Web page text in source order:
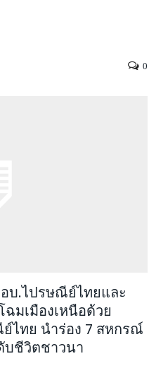
0
บ.ไปรษณีย์ไทยและ
มเมืองเหนือด้วย
ไทย นำร่อง 7 สหกรณ์
บชีวิตชาวนา